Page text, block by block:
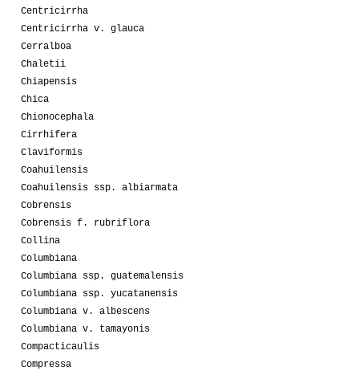
Centricirrha
Centricirrha v. glauca
Cerralboa
Chaletii
Chiapensis
Chica
Chionocephala
Cirrhifera
Claviformis
Coahuilensis
Coahuilensis ssp. albiarmata
Cobrensis
Cobrensis f. rubriflora
Collina
Columbiana
Columbiana ssp. guatemalensis
Columbiana ssp. yucatanensis
Columbiana v. albescens
Columbiana v. tamayonis
Compacticaulis
Compressa